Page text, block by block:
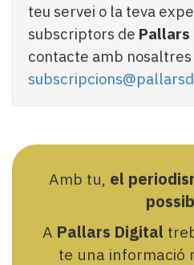
teu servei o la teva
subscriptors de Pallars
contacte amb
Amb tu, el
A Pallars Digital
te una informació